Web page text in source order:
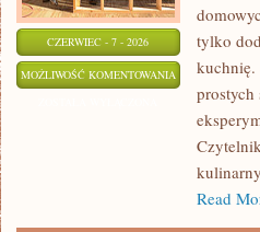
CZERWIEC - 7 - 2026
MOŻLIWOŚĆ KOMENTOWANIA PRZEPISY
ZIOŁAMI
tylko
kuchnię.
Read